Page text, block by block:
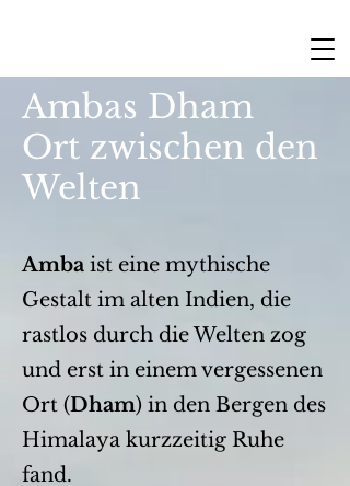
Ambas Dham
Ort zwischen den
Welten
Amba ist eine mythische
Gestalt im alten Indien, die
rastlos durch die Welten zog
und erst in einem vergessenen
Ort (Dham) in den Bergen des
Himalaya kurzzeitig Ruhe
fand.